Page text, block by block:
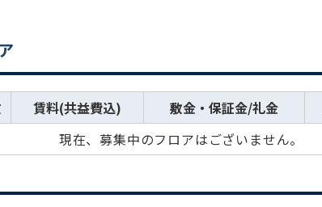
賃料(共益費込) 敷金・保証金/礼金
現在、募集中のフロアはございません。